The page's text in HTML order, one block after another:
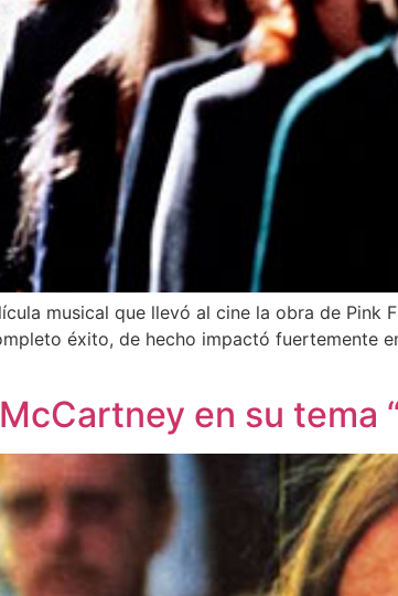
musical que llevó al cine la obra de Pink
éxito, de hecho impactó fuertemente
en su tema